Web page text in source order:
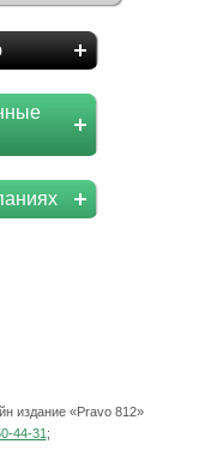
издание «Pravo 812»
44-31 ;